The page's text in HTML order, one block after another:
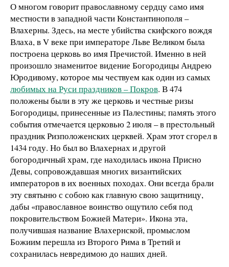
О многом говорит православному сердцу само имя
местности в западной части Константинополя –
Влахерны. Здесь, на месте убийства скифского вождя
Влаха, в V веке при императоре Льве Великом была
построена церковь во имя Пречистой. Именно в ней
произошло знаменитое видение Богородицы Андрею
Юродивому, которое мы чествуем как один из самых
любимых на Руси праздников – Покров. В 474
положены были в эту же церковь и честные ризы
Богородицы, принесенные из Палестины; память этого
события отмечается церковью 2 июля – в престольный
праздник Ризположенских церквей. Храм этот сгорел в
1434 году. Но был во Влахернах и другой
богородичный храм, где находилась икона Присно
Девы, сопровождавшая многих византийских
императоров в их военных походах. Они всегда брали
эту святыню с собою как главную свою защитницу,
дабы «православное воинство ощутило себя под
покровительством Божией Матери». Икона эта,
получившая название Влахернской, промыслом
Божиим перешла из Второго Рима в Третий и
сохранилась невредимою до наших дней.